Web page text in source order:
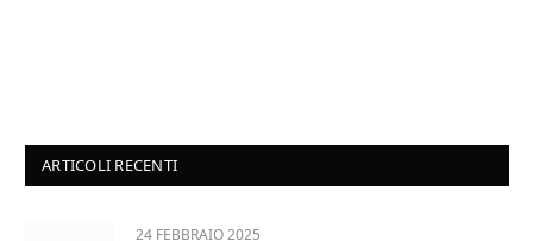
ARTICOLI RECENTI
24 FEBBRAIO 2025